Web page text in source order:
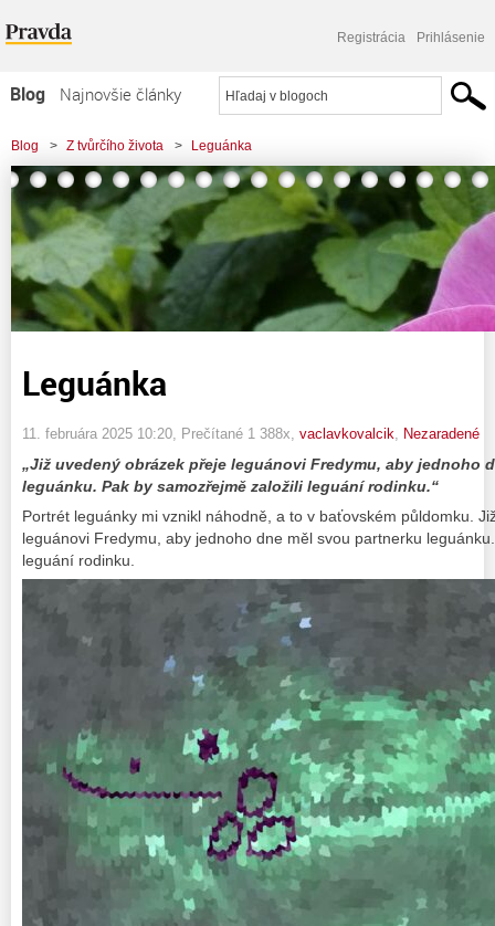
Registrácia Prihlásenie
Blog
Najnovšie články
Najčítanejšie články
Najkomentovanejšie články
Zoznam blogov
Komerčné blogy
Blog > Z tvůrčího života > Leguánka
Leguánka
11. februára 2025 10:20 , Prečítané 1 388x, vaclavkovalcik Nezaradené
„Již uvedený obrázek přeje leguánovi Fredymu, aby jednoho
leguánku. Pak by samozřejmě založili leguání rodinku.“
Portrét leguánky mi vznikl náhodně, a to v baťovském půldomku.
leguánovi Fredymu, aby jednoho dne měl svou partnerku
leguání rodinku.